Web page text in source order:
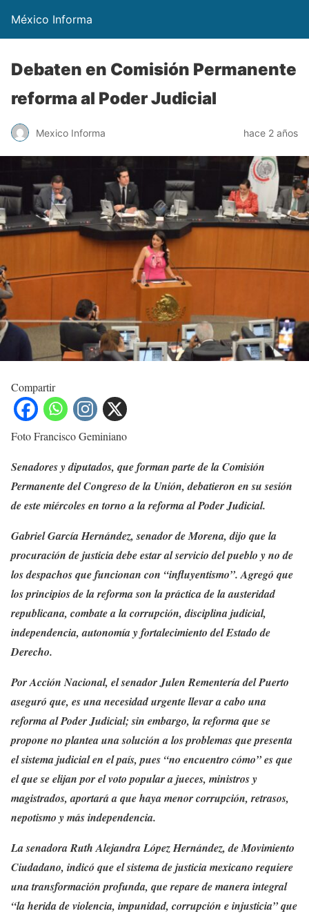
México Informa
Debaten en Comisión Permanente
reforma al Poder Judicial
Mexico Informa hace 2 años
Compartir
Foto Francisco Geminiano
Senadores y diputados, que forman parte de la Comisión
Permanente del Congreso de la Unión, debatieron en su sesión
de este miércoles en torno a la reforma al Poder Judicial.
Gabriel García Hernández, senador de Morena, dijo que la
procuración de justicia debe estar al servicio del pueblo y no de
los despachos que funcionan con “influyentismo”. Agregó que
los principios de la reforma son la práctica de la austeridad
republicana, combate a la corrupción, disciplina judicial,
independencia, autonomía y fortalecimiento del Estado de
Derecho.
Por Acción Nacional, el senador Julen Rementería del Puerto
aseguró que, es una necesidad urgente llevar a cabo una
reforma al Poder Judicial; sin embargo, la reforma que se
propone no plantea una solución a los problemas que presenta
el sistema judicial en el país, pues “no encuentro cómo” es que
el que se elijan por el voto popular a jueces, ministros y
magistrados, aportará a que haya menor corrupción, retrasos,
nepotismo y más independencia.
La senadora Ruth Alejandra López Hernández, de Movimiento
Ciudadano, indicó que el sistema de justicia mexicano requiere
una transformación profunda, que repare de manera integral
“la herida de violencia, impunidad, corrupción e injusticia” que